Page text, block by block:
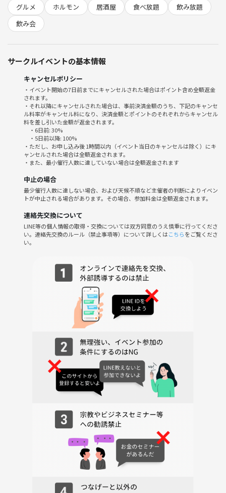
とみちゃん
正直に言うと、ちょっとディープなお店です（笑）
言ではないところ」
とのこと。
特におすすめは、ホルモンの刺し盛り。
今どき、ここまでレア感のあるホルモンを出してくれるお店はなかなか
無く、
「ここのホルモン刺しを食べたら、他で火が通ったホルモン食べれなく
という感想も出たそうです。
そんな東京のディープグルメを、みんなで楽しみましょう！
2026年6月18日（木）
町屋「とみちゃん」
2時間 食べ放題・飲み放題
コースにビールが含まれてないのでビール飲む方は別途。
グルメ
ホルモン 居酒屋 食べ放題
飲み放題
飲み会
サークルイベントの基本情報
キャンセルポリシー
・イベント開始の7日前までにキャンセルされた場合はポイント含め全額返金
されます。
・それ以降にキャンセルされた場合は、事前決済金額のうち、下記のキャンセ
ル料率がキャンセル料になり、決済金額とポイントのそれぞれからキャンセル
料を差し引いた金額が返金されます。
・6日前: 30%
・5日前以降: 100%
・ただし、お申し込み後 1時間以内（イベント当日のキャンセルは除く）にキ
ャンセルされた場合は全額返金されます。
・また、最小催行人数に達していない場合は全額返金されます
中止の場合
最少催行人数に達しない場合、および天候不順など主催者の判断によりイベン
トが中止される場合があります。その場合、参加料金は全額返金されます。
連絡先交換について
LINE等の個人情報の取得・交換については双方同意のうえ慎重に行ってくださ
い。連絡先交換のルール（禁止事項等）について詳しくはこちらをご覧くださ
い。